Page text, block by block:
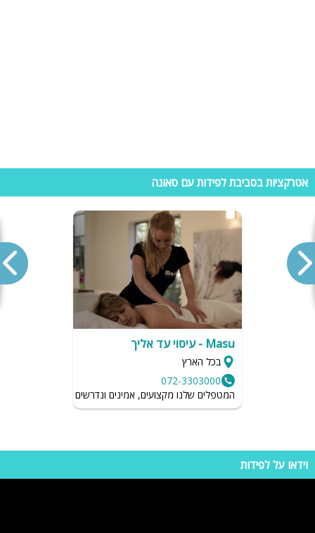
אטרקציות בסביבת לפידות עם סאונה
Masu - עיסוי עד אליך
בכל הארץ
072-3303000
המטפלים שלנו מקצועים, אמינים ונדרשים לשמור על רמת
וידאו על לפידות